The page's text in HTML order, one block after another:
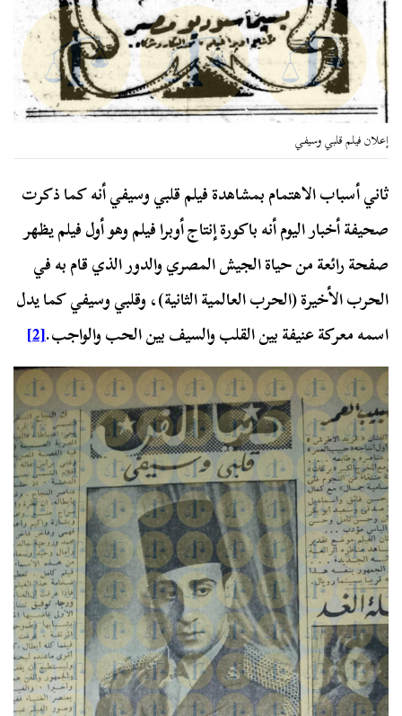
إعلان فيلم قلبي وسيفي
ثاني أسباب الاهتمام بمشاهدة فيلم قلبي وسيفي أنه كما ذكرت
صحيفة أخبار اليوم أنه باكورة إنتاج أوبرا فيلم وهو أول فيلم يظهر
صفحة رائعة من حياة الجيش المصري والدور الذي قام به في
الحرب الأخيرة (الحرب العالمية الثانية)، وقلبي وسيفي كما يدل
اسمه معركة عنيفة بين القلب والسيف بين الحب والواجب.[2]